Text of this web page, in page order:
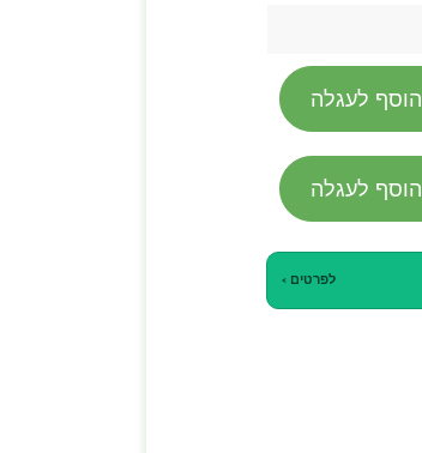
הוסף לעגלה
הוסף לעגלה
לפרטים ›